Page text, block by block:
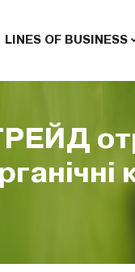
LINES OF BUSINESS